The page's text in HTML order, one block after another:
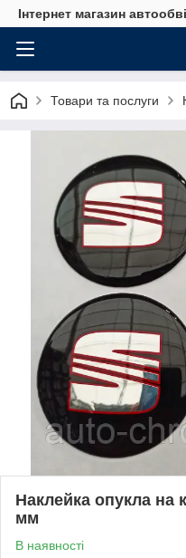
Інтернет магазин
Товари та послуги
Наклейка опукла на
мм
В наявності